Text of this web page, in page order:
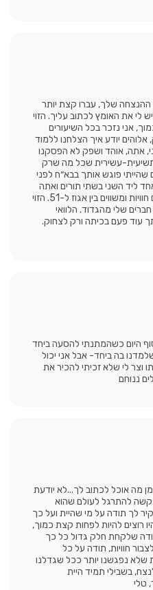
שלך, עברו קצת יותר
לי את האומץ לכתוב עליך. הזוי
אני נזכר בכל השיעורים
אלוהים יודע איך הצלחנו ללמוד
אתה, אוהד ושפק לא הפסקנו
עשירית שכל מה שרק
שהייתי פוגש אותך בבא״ח לפני
ליד השני בשתי תורים ואתה
כולך מחייך ומבסוט, היינו מחליפים חוויות ומשווים בין אגוז ל-51. הזוי
שלי מהגדוד. הלוואי
עוד פעם בכיתה ורק לצחוק.
היום כשהמתנתי להסעה ביחד
בה ביחד- אבל אני יכול
וצר לי שלא זכיתי להכיר את
מה אוכל לכתוב לך...לא יודעת
להתרגל לעולם שהוא
לך תודה על מי שהיית ועל כך
רוצים להיות לפחות קצת כמוך,
שלקחת חלק גדול כל כך
חוויות, תודה על כל
שלא נפגשנו יותר ככל שגדלנו
בשבילי תמיד היית
טלי